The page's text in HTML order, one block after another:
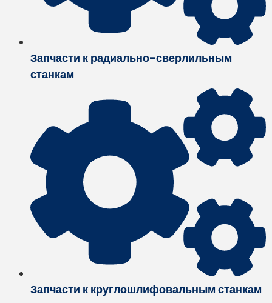
Запчасти к радиально-сверлильным
станкам
Запчасти к круглошлифовальным станкам